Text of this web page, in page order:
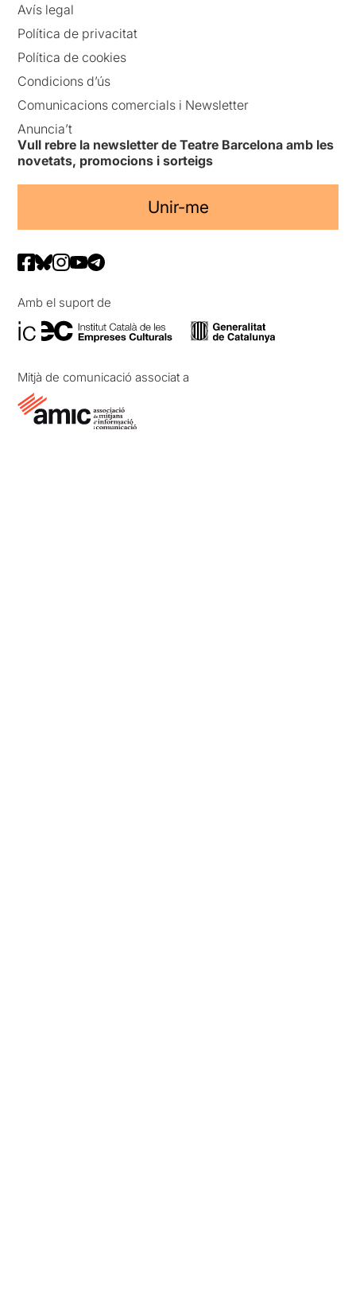
Avís legal
Política de privacitat
Política de cookies
Condicions d’ús
Comunicacions comercials i Newsletter
Anuncia’t
Vull rebre la newsletter de Teatre Barcelona amb les
novetats, promocions i sorteigs
Unir-me
Amb el suport de
Mitjà de comunicació associat a